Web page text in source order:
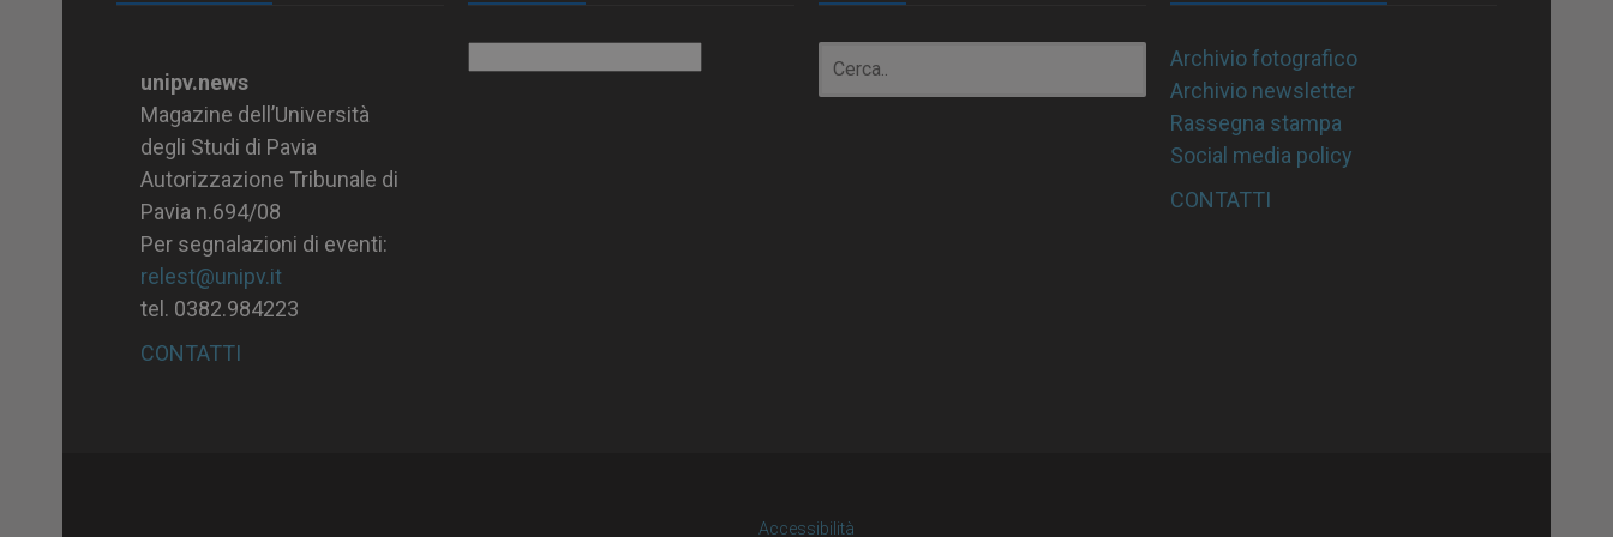
unipv.news
Magazine dell’Università
degli Studi di Pavia
Autorizzazione Tribunale di
Pavia n.694/08
Per segnalazioni di eventi:
relest@unipv.it
tel. 0382.984223
CONTATTI
Archivio fotografico
Archivio newsletter
Rassegna stampa
Social media policy
CONTATTI
Accessibilità